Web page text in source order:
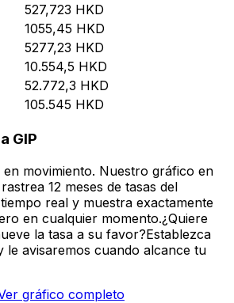
527,723 HKD
1055,45 HKD
5277,23 HKD
10.554,5 HKD
52.772,3 HKD
105.545 HKD
GIP
en movimiento. Nuestro gráfico en
12 meses de tasas del
real y muestra exactamente
en cualquier momento.¿Quiere
la tasa a su favor?Establezca
le avisaremos cuando alcance tu
gráfico completo